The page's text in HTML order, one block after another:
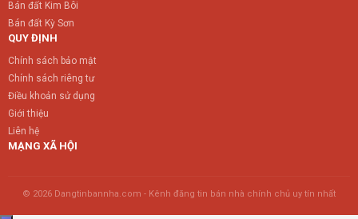
Bán đất Kim Bôi
Bán đất Kỳ Sơn
QUY ĐỊNH
Chính sách bảo mật
Chính sách riêng tư
Điều khoản sử dụng
Giới thiệu
Liên hệ
MẠNG XÃ HỘI
© 2026 Dangtinbannha.com - Kênh đăng tin bán nhà chính chủ uy tín nhất